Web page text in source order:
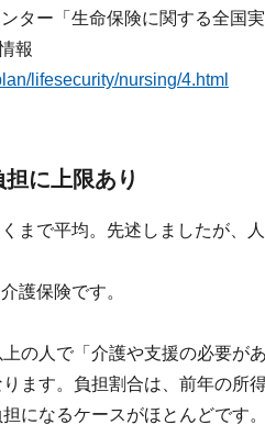
ター「生命保険に関する全国
報
lifesecurity/nursing/4.html
に上限あり
まで平均。先述しましたが、
護保険です。
の人で「介護や支援の必要が
ります。負担割合は、前年の所
になるケースがほとんどです。